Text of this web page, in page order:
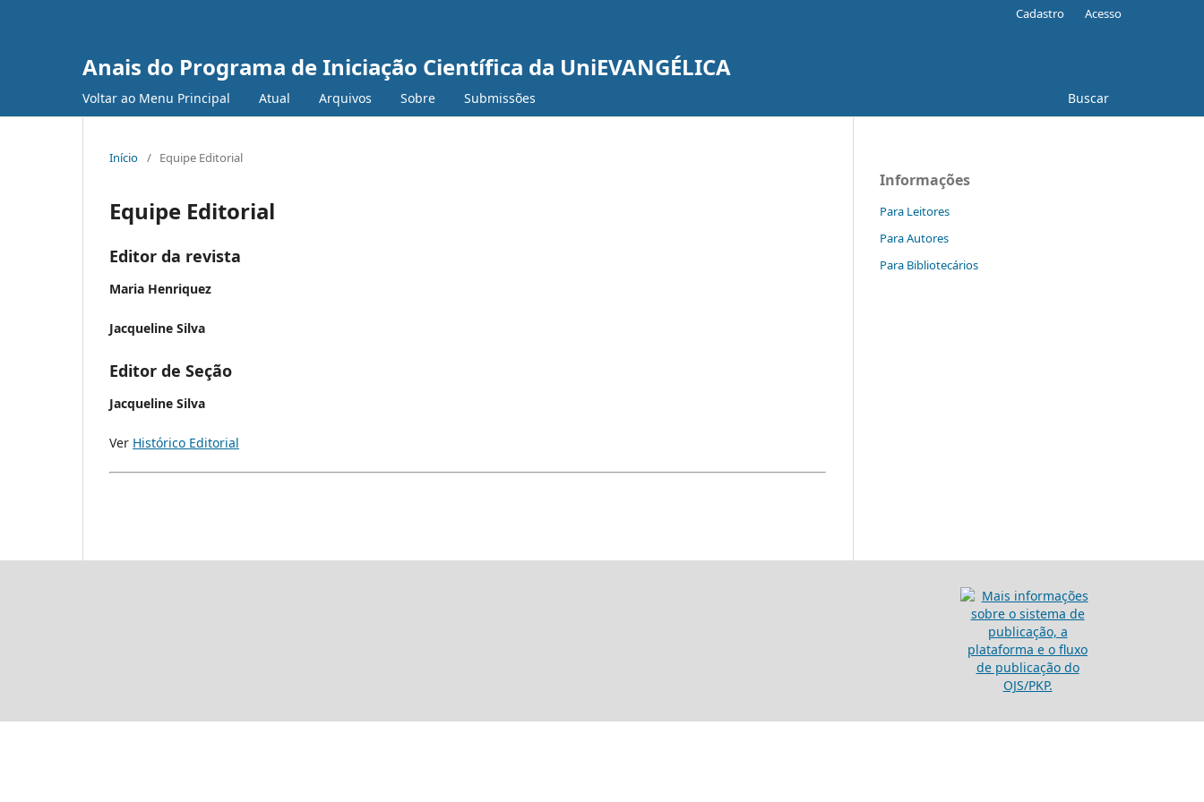
Anais do Programa de Iniciação Científica da UniEVANGÉLICA
Voltar ao Menu Principal Atual Arquivos Sobre Submissões Buscar
Cadastro Acesso
Início / Equipe Editorial
Equipe Editorial
Editor da revista
Maria Henriquez
Jacqueline Silva
Editor de Seção
Jacqueline Silva
Ver Histórico Editorial
Informações
Para Leitores
Para Autores
Para Bibliotecários